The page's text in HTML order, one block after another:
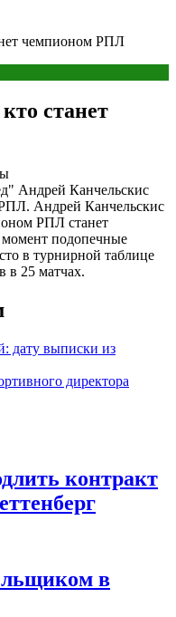
чемпионом РПЛ
станет
Андрей Канчельскис
Андрей Канчельскис
РПЛ станет
подопечные
в турнирной таблице
в 25 матчах.
дату выписки из
директора
контракт
в